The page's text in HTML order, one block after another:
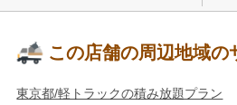
この店舗の周辺地域の
東京都/軽トラックの積み放題プラン